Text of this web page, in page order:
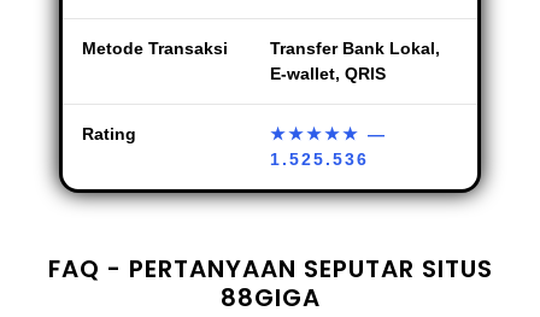
Metode Transaksi
Transfer Bank Lokal,
E-wallet, QRIS
Rating ★★★★★ —
1.525.536
FAQ - PERTANYAAN SEPUTAR SITUS
88GIGA